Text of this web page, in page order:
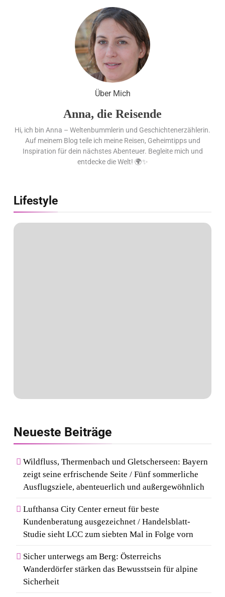
Cool down am Hintertuxer
Gletscher
Ägypten erleben mit Builder
Travel: sicher, persönlich und gut
begleitetÜber Mich
Anna, die Reisende
Hi, ich bin Anna – Weltenbummlerin und Geschichtenerzählerin.
Auf meinem Blog teile ich meine Reisen, Geheimtipps und
Inspiration für dein nächstes Abenteuer. Begleite mich und
entdecke die Welt! 🌍✨
Lifestyle
Neueste Beiträge
Wildfluss, Thermenbach und Gletscherseen: Bayern
zeigt seine erfrischende Seite / Fünf sommerliche
Ausflugsziele, abenteuerlich und außergewöhnlich
Lufthansa City Center erneut für beste
Kundenberatung ausgezeichnet / Handelsblatt-
Studie sieht LCC zum siebten Mal in Folge vorn
Sicher unterwegs am Berg: Österreichs
Wanderdörfer stärken das Bewusstsein für alpine
Sicherheit